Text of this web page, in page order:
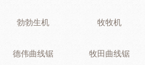
勃勃生机 牧牧机
德伟曲线锯 牧田曲线锯